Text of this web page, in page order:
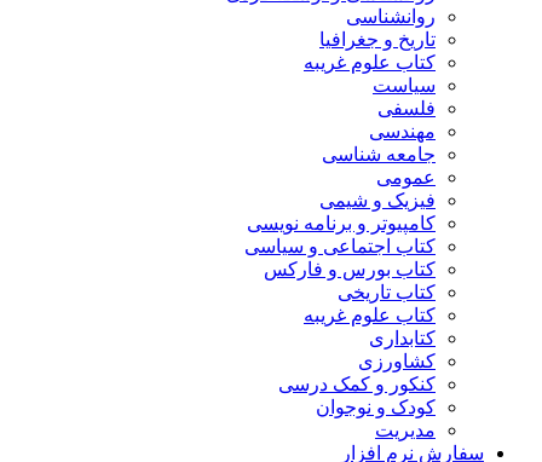
روانشناسی
تاریخ و جغرافیا
کتاب علوم غریبه
سیاست
فلسفی
مهندسی
جامعه شناسی
عمومی
فیزیک و شیمی
کامپیوتر و برنامه نویسی
کتاب اجتماعی و سیاسی
کتاب بورس و فارکس
کتاب تاریخی
کتاب علوم غریبه
کتابداری
کشاورزی
کنکور و کمک‌ درسی
کودک و نوجوان
مدیریت
سفارش نرم افزار